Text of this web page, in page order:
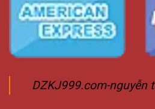
DZKJ999.com-nguyễn